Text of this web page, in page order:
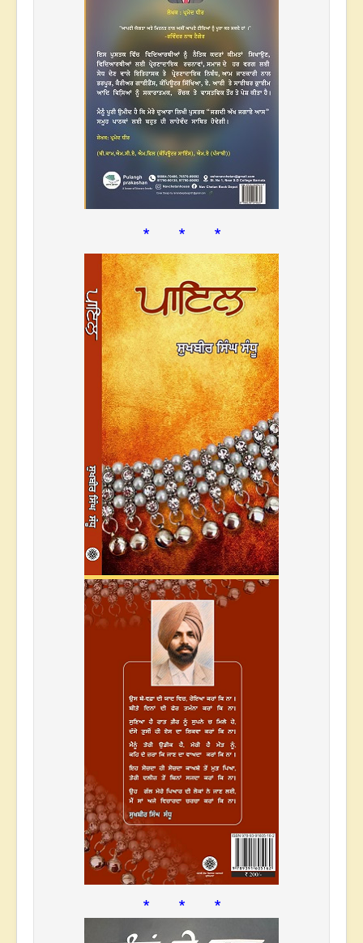
* * *
* * *